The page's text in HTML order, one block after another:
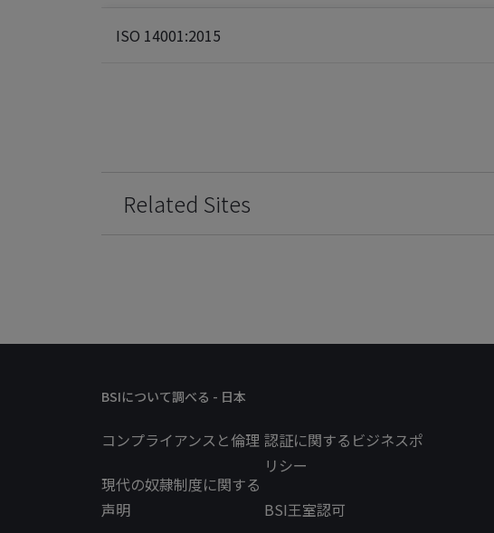
ISO 14001:2015
Related Sites
BSIについて調べる - 日本
コンプライアンスと倫理
現代の奴隷制度に関する
声明
認証に関するビジネスポ
リシー
BSI王室認可